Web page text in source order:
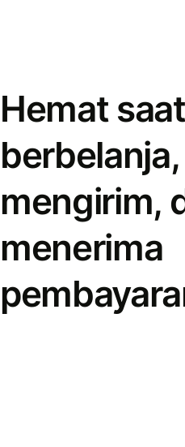
Hemat
berbelanja,
mengirim,
menerima